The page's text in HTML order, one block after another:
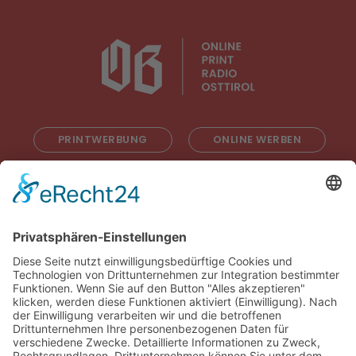
PRINTWERBUNG ONLINE WERBEN